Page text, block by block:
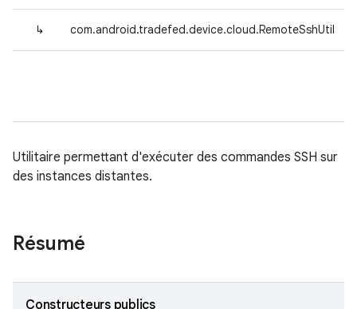
↳ com.android.tradefed.device.cloud.RemoteSshUtil
Utilitaire permettant d'exécuter des commandes SSH sur
des instances distantes.
Résumé
Constructeurs publics